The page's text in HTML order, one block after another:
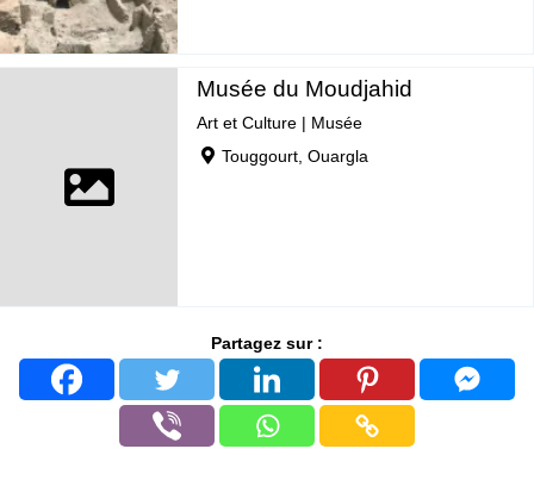
Musée du Moudjahid
Art et Culture | Musée
Touggourt, Ouargla
Partagez sur :